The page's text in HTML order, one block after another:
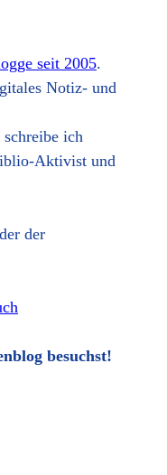
seit 2005.
Notiz- und
ich
Aktivist und
der
besuchst!